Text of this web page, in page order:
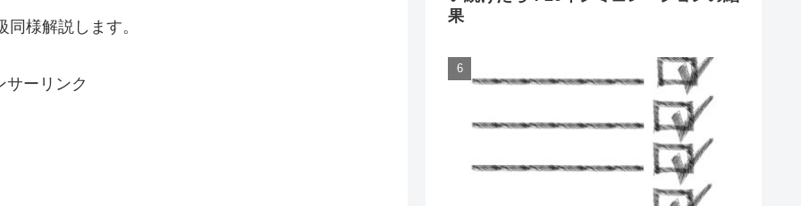
様解説します。
サーリンク
果